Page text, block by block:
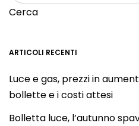
Cerca
ARTICOLI RECENTI
Luce e gas, prezzi in
bollette e i costi attesi
Bolletta luce, l’autunno